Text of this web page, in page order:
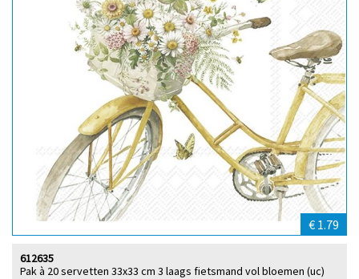
€ 1.79
Pak à 20 servetten 33x33 cm 3 laags fietsmand vol bloemen (uc)
612635